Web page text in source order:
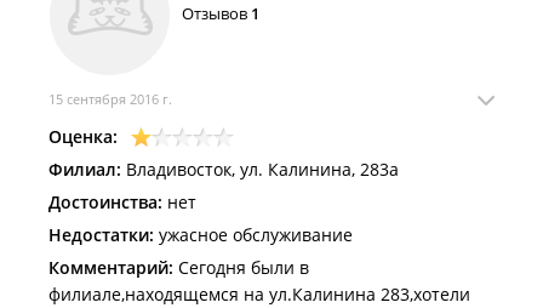
Отзывов 1
15 сентября 2016 г.
Оценка:
Филиал: Владивосток, ул. Калинина, 283а
Достоинства: нет
Недостатки: ужасное обслуживание
Комментарий: Сегодня были в
филиале,находящемся на ул.Калинина 283,хотели